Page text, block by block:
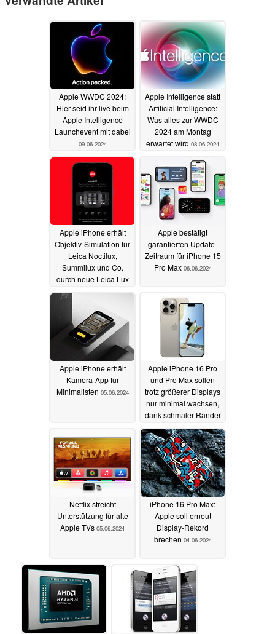
Apple WWDC 2024:
Hier seid ihr live beim
Apple Intelligence
Launchevent mit dabei
09.06.2024
Apple Intelligence statt
Artificial Intelligence:
Was alles zur WWDC
2024 am Montag
erwartet wird 08.06.2024
Apple iPhone erhält
Objektiv-Simulation für
Leica Noctilux,
Summilux und Co.
durch neue Leica Lux
App
06.06.2024
Apple bestätigt
garantierten Update-
Zeitraum für iPhone 15
Pro Max 06.06.2024
Apple iPhone erhält
Kamera-App für
Minimalisten 05.06.2024
Apple iPhone 16 Pro
und Pro Max sollen
trotz größerer Displays
nur minimal wachsen,
dank schmaler Ränder
05.06.2024
Netflix streicht
Unterstützung für alte
Apple TVs 05.06.2024
iPhone 16 Pro Max:
Apple soll erneut
Display-Rekord
brechen 04.06.2024